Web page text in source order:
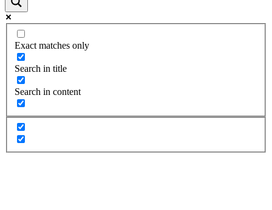
Exact matches only
Search in title
Search in content